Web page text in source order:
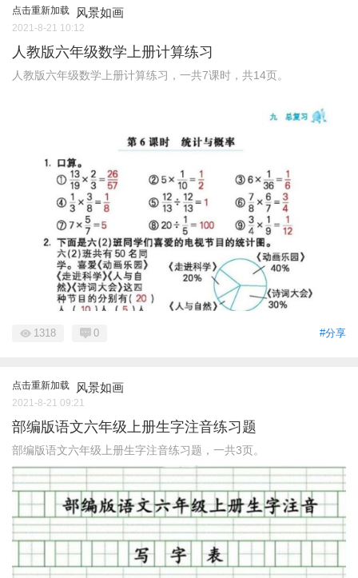
点击重新加载 风景如画
2021-8-21 10:12
人教版六年级数学上册计算练习
人教版六年级数学上册计算练习，一共7课时，共14页。
#分享
1318 0
点击重新加载 风景如画
2021-8-21 09:21
部编版语文六年级上册生字注音练习题
部编版语文六年级上册生字注音练习题，一共3页。